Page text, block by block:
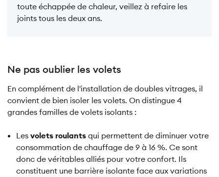
toute échappée de chaleur, veillez à refaire les
joints tous les deux ans.
Ne pas oublier les volets
En complément de l'installation de doubles vitrages, il
convient de bien isoler les volets. On distingue 4
grandes familles de volets isolants :
Les volets roulants qui permettent de diminuer votre
consommation de chauffage de 9 à 16 %. Ce sont
donc de véritables alliés pour votre confort. Ils
constituent une barrière isolante face aux variations